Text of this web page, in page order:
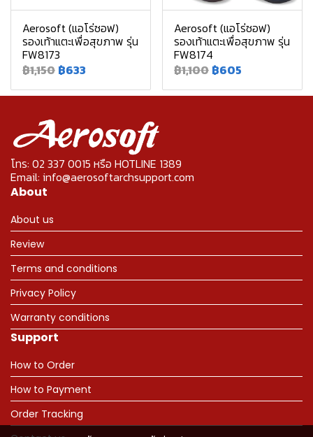
Aerosoft (แอโร่ซอฟ)
รองเท้าแตะเพื่อสุขภาพ รุ่น
FW8173
฿1,150 ฿633
Aerosoft (แอโร่ซอฟ)
รองเท้าแตะเพื่อสุขภาพ รุ่น
FW8174
฿1,100 ฿605
โทร: 02 337 0015 หรือ HOTLINE 1389
Email: info@aerosoftarchsupport.com
About
About us
Review
Terms and conditions
Privacy Policy
Warranty conditions
Support
How to Order
How to Payment
Order Tracking